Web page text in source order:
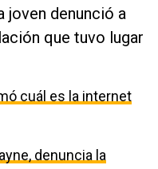
joven denunció a
que tuvo lugar
cuál es la internet
denuncia la